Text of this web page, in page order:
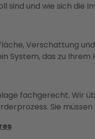
und wie sich die
Verschattung
System, das zu Ihrem
fachgerecht. Wir
Sie